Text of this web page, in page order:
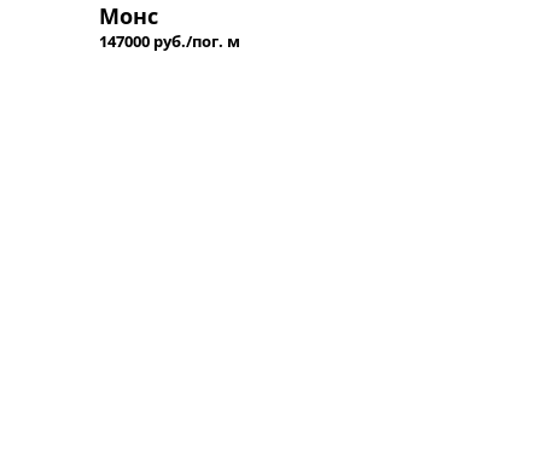
Монс
147000 руб./пог. м